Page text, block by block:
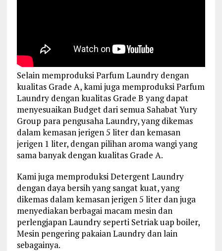
Selain memproduksi Parfum Laundry dengan
kualitas Grade A, kami juga memproduksi Parfum
Laundry dengan kualitas Grade B yang dapat
menyesuaikan Budget dari semua Sahabat Yury
Group para pengusaha Laundry, yang dikemas
dalam kemasan jerigen 5 liter dan kemasan
jerigen 1 liter, dengan pilihan aroma wangi yang
sama banyak dengan kualitas Grade A.
Kami juga memproduksi Detergent Laundry
dengan daya bersih yang sangat kuat, yang
dikemas dalam kemasan jerigen 5 liter dan juga
menyediakan berbagai macam mesin dan
perlengjapan Laundry seperti Setriak uap boiler,
Mesin pengering pakaian Laundry dan lain
sebagainya.